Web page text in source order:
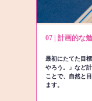
07 | 計画的な
最初にたてた目
やろう。」など
ことで、自然と
ます。